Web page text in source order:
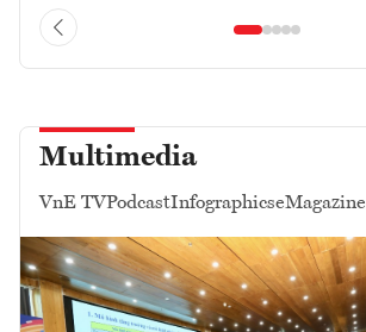
Multimedia
VnE TVPodcastInfographicseMagazine